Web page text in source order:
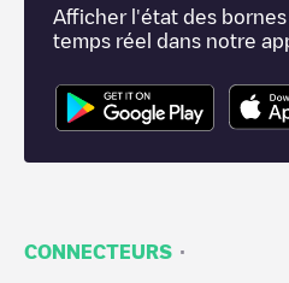
Afficher l'état des
temps réel dans notre
CONNECTEURS ·